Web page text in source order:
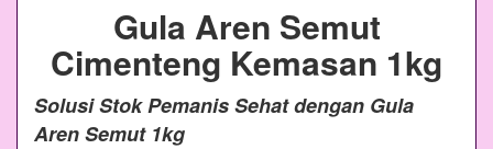
Gula Aren Semut
Cimenteng Kemasan 1kg
Solusi Stok Pemanis Sehat dengan Gula
Aren Semut 1kg